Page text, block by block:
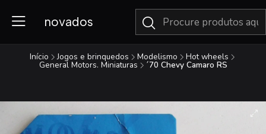
novados
Início Jogos e brinquedos Modelismo Hot wheels
General Motors. Miniaturas ´70 Chevy Camaro RS